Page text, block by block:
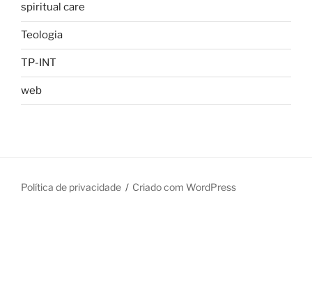
spiritual care
Teologia
TP-INT
web
Política de privacidade Criado com WordPress